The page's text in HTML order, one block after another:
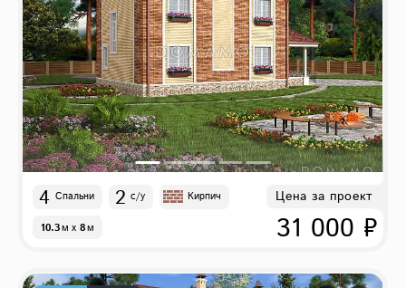
4 Спальни 2 с/у Кирпич
10.3м x 8м
Цена за проект
31 000 ₽